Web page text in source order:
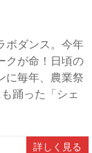
ボダンス。今年
クが命！日頃の
に毎年、農業祭
踊った「シェ
詳しく見る